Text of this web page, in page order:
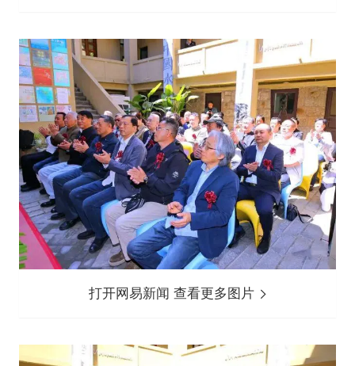
打开网易新闻 查看更多图片